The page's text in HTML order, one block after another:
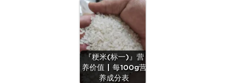
『粳米(标一)』营
养价值 | 每100g营
养成分表